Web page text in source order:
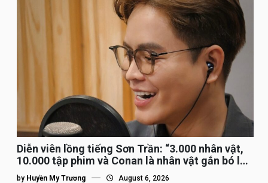
Diễn viên lồng tiếng Sơn Trần: “3.000 nhân vật,
10.000 tập phim và Conan là nhân vật gắn bó lâu
nhất”
by Huyền My Trương August 6, 2026